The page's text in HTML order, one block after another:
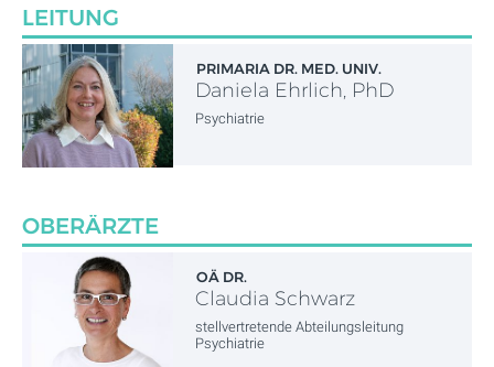
LEITUNG
PRIMARIA DR. MED. UNIV.
Daniela Ehrlich, PhD
Psychiatrie
OBERÄRZTE
OÄ DR.
Claudia Schwarz
stellvertretende Abteilungsleitung
Psychiatrie